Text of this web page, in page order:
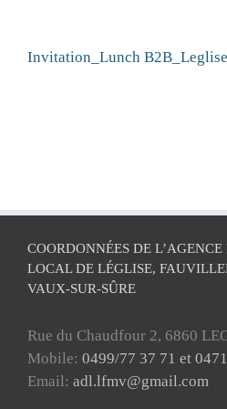
Invitation_Lunch B2B_Leglise
COORDONNÉES DE
LOCAL DE LÉGLISE,
VAUX-SUR-SÛRE
Rue du Chaudfour 2, 6860
Mobile: 0499/77 37 71 et
Email: adl.lfmv@gmail.com